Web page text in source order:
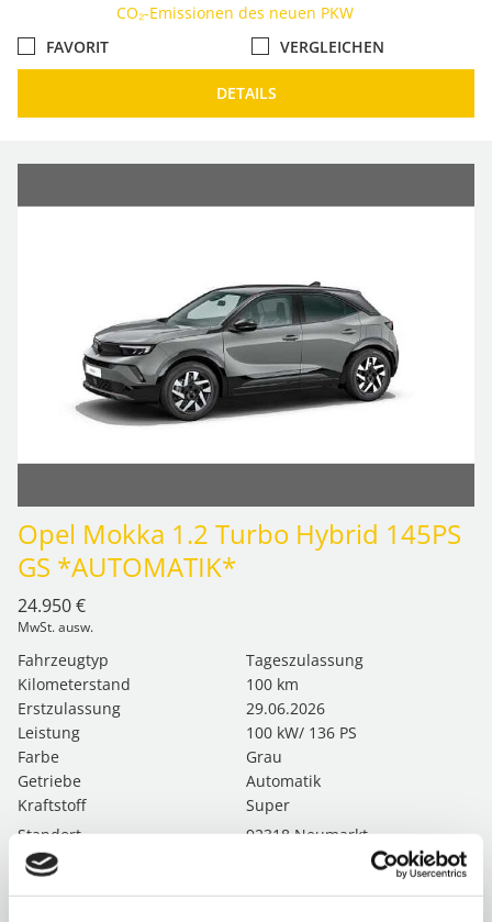
CO₂-Emissionen des neuen PKW
FAVORIT
VERGLEICHEN
DETAILS
Opel Mokka 1.2 Turbo Hybrid 145PS
GS *AUTOMATIK*
24.950 €
MwSt. ausw.
Fahrzeugtyp
Tageszulassung
Kilometerstand
100 km
Erstzulassung
29.06.2026
Leistung
100 kW/ 136 PS
Farbe
Grau
Getriebe
Automatik
Kraftstoff
Super
Standort
92318 Neumarkt
Energieverbrauch kombiniert: 4,9 l/100km
CO₂-Emissionen kombiniert: 110 g/km